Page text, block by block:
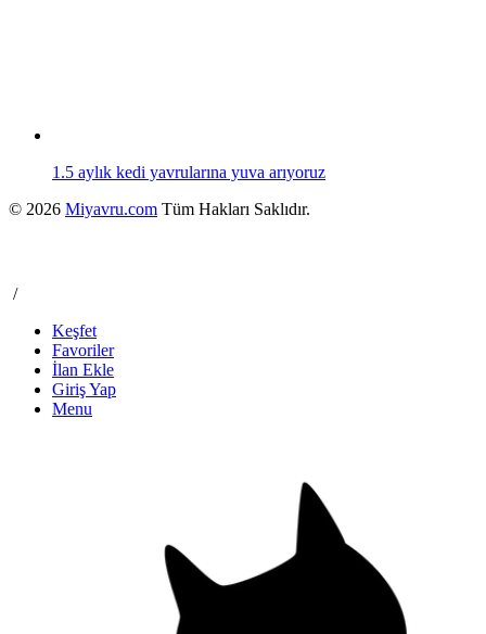
1.5 aylık kedi yavrularına yuva arıyoruz
© 2026 Miyavru.com Tüm Hakları Saklıdır.
/
Keşfet
Favoriler
İlan Ekle
Giriş Yap
Menu